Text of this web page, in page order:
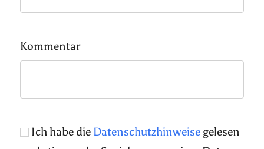
Kommentar
Ich habe die Datenschutzhinweise gelesen